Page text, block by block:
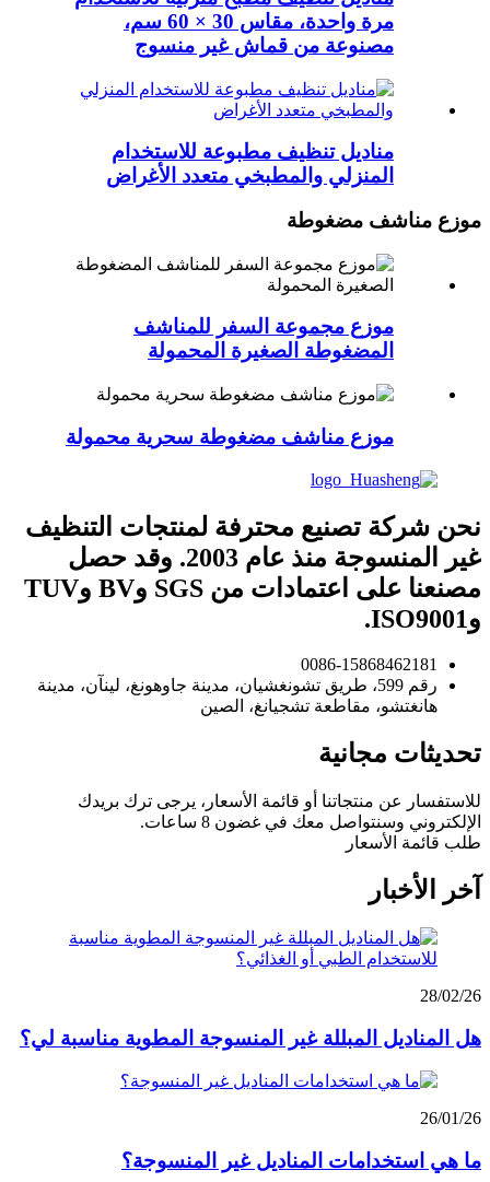
مرة واحدة، مقاس 30 × 60 سم،
مصنوعة من قماش غير منسوج
مناديل تنظيف مطبوعة للاستخدام
المنزلي والمطبخي متعدد الأغراض
موزع مناشف مضغوطة
موزع مجموعة السفر للمناشف
المضغوطة الصغيرة المحمولة
موزع مناشف مضغوطة سحرية محمولة
نحن شركة تصنيع محترفة لمنتجات التنظيف
غير المنسوجة منذ عام 2003. وقد حصل
مصنعنا على اعتمادات من SGS وBV وTUV
وISO9001.
0086-15868462181
رقم 599، طريق تشونغشيان، مدينة جاوهونغ، لينآن، مدينة
هانغتشو، مقاطعة تشجيانغ، الصين
تحديثات مجانية
للاستفسار عن منتجاتنا أو قائمة الأسعار، يرجى ترك بريدك
الإلكتروني وسنتواصل معك في غضون 8 ساعات.
طلب قائمة الأسعار
آخر الأخبار
28/02/26
هل المناديل المبللة غير المنسوجة المطوية مناسبة لي؟
26/01/26
ما هي استخدامات المناديل غير المنسوجة؟